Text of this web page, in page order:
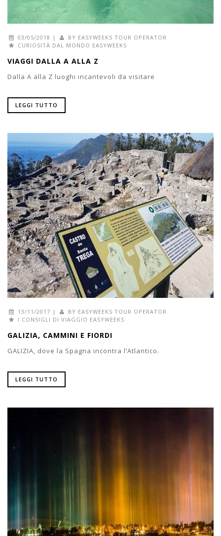
03/05/2018 | BY EASYWEEKS TOUR OPERATOR
CURIOSITÀ DAL MONDO EASYWEEKS
VIAGGI DALLA A ALLA Z
Dalla A alla Z luoghi incantevoli da visitare
LEGGI TUTTO
13/11/2017 | BY EASYWEEKS TOUR OPERATOR
I CONSIGLI DI VIAGGIO EASYWEEKS
GALIZIA, CAMMINI E FIORDI
GALIZIA, dove la Spagna incontra l’Atlantico.
LEGGI TUTTO